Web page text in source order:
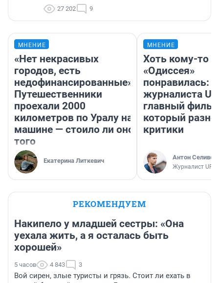
27 202 9
МНЕНИЕ
«Нет некрасивых
городов, есть
недофинансированные».
Путешественники
проехали 2000
километров по Уралу на
машине — стоило ли оно
того
Екатерина Литкевич
МНЕНИЕ
Хоть кому-то
«Одиссея»
понравилась:
журналиста
главный
который
критики
Антон
Журналист
РЕКОМЕНДУЕМ
Накипело у младшей сестры: «Она
уехала жить, а я осталась быть
хорошей»
5 часов 4 843 3
Вой сирен, злые туристы и грязь. Стоит ли ехать в